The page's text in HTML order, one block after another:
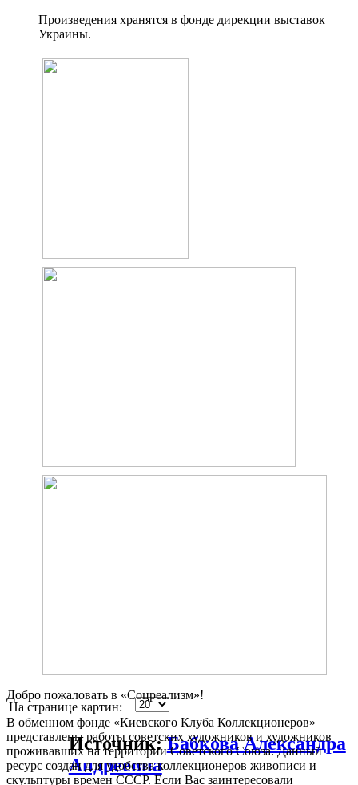
Произведения хранятся в фонде дирекции выставок
Украины.
На странице картин:
Источник:Бабкова Александра
Андреевна
Добро пожаловать в «Соцреализм»!
В обменном фонде «Киевского Клуба Коллекционеров»
представлены работы советских художников и художников
проживавших на территории Советского Союза. Данный
ресурс создан для удобства коллекционеров живописи и
скульптуры времен СССР. Если Вас заинтересовали